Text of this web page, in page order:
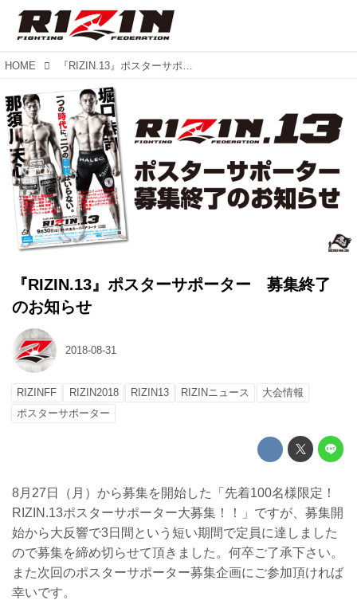
HOME 『RIZIN.13』ポスターサポーター 募集終了のお知らせ
『RIZIN.13』ポスターサポーター 募集終了
のお知らせ
2018-08-31
RIZINFF RIZIN2018 RIZIN13 RIZINニュース
大会情報
ポスターサポーター
8月27日（月）から募集を開始した「先着100名様限定！
RIZIN.13ポスターサポーター大募集！！」ですが、募集開
始から大反響で3日間という短い期間で定員に達しました
ので募集を締め切らせて頂きました。何卒ご了承下さい。
また次回のポスターサポーター募集企画にご参加頂ければ
幸いです。